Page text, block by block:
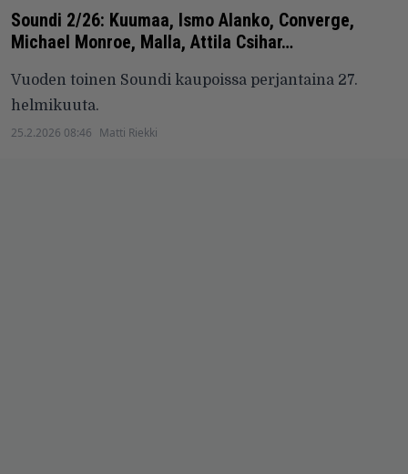
Soundi 2/26: Kuumaa, Ismo Alanko, Converge,
Michael Monroe, Malla, Attila Csihar…
Vuoden toinen Soundi kaupoissa perjantaina 27.
helmikuuta.
25.2.2026 08:46 Matti Riekki